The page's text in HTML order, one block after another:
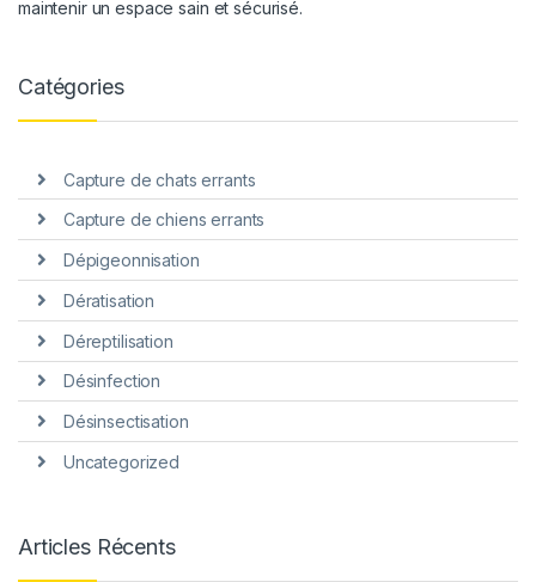
maintenir un espace sain et sécurisé.
Catégories
Capture de chats errants
Capture de chiens errants
Dépigeonnisation
Dératisation
Déreptilisation
Désinfection
Désinsectisation
Uncategorized
Articles Récents